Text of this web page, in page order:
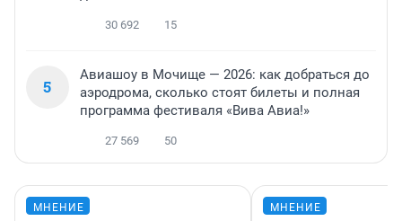
30 692 15
5
Авиашоу в Мочище — 2026: как добраться до
аэродрома, сколько стоят билеты и полная
программа фестиваля «Вива Авиа!»
27 569 50
МНЕНИЕ МНЕНИЕ